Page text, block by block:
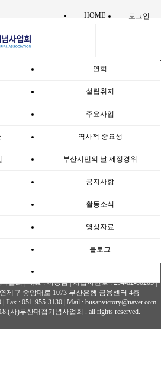
HOME 로그인
연혁
설립취지
주요사업
역사적 중요성
부산시민의 날 제정경위
공지사항
활동소식
영상자료
블로그
언론보도
12:26 조회
업회 | 대표 : 이용흠 | 사업자번호 : 254-82-00205 |
제구 중앙대로 1073 부산은행 금융센터 4층
| Fax : 051-955-3130 | Mail : busanvictory@naver.com
사)부산대첩기념사업회 . all rights reserved.